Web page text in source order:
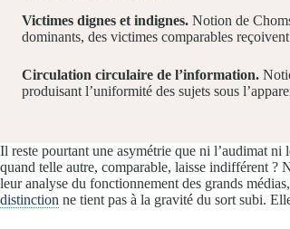
Victimes dignes et indignes. Notion de
dominants, des victimes comparables
Circulation circulaire de l’information.
produisant l’uniformité des sujets sous
Il reste pourtant une asymétrie que ni l’audimat
quand telle autre, comparable, laisse indifférent ?
leur analyse du fonctionnement des grands
distinction ne tient pas à la gravité du sort subi.